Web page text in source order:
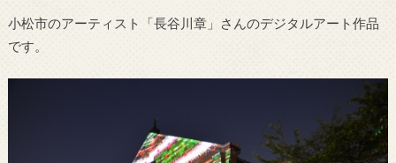
小松市のアーティスト「長谷川章」さんのデジタルアート作品
です。